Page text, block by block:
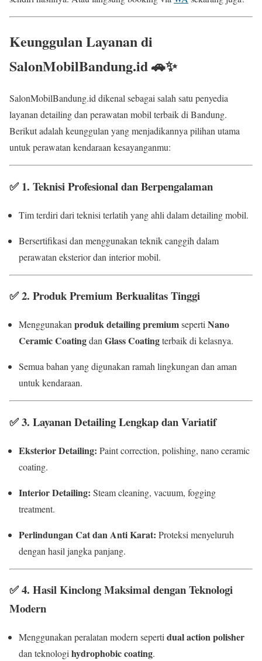
Keunggulan Layanan di
SalonMobilBandung.id 🚗✨
SalonMobilBandung.id dikenal sebagai salah satu penyedia
layanan detailing dan perawatan mobil terbaik di Bandung.
Berikut adalah keunggulan yang menjadikannya pilihan utama
untuk perawatan kendaraan kesayanganmu:
✅1. Teknisi Profesional dan Berpengalaman
Tim terdiri dari teknisi terlatih yang ahli dalam detailing mobil.
Bersertifikasi dan menggunakan teknik canggih dalam
perawatan eksterior dan interior mobil.
✅2. Produk Premium Berkualitas Tinggi
Menggunakan produk detailing premiumseperti Nano
Ceramic Coatingdan Glass Coatingterbaik di kelasnya.
Semua bahan yang digunakan ramah lingkungan dan aman
untuk kendaraan.
✅3. Layanan Detailing Lengkap dan Variatif
Eksterior Detailing: Paint correction, polishing, nano ceramic
coating.
Interior Detailing: Steam cleaning, vacuum, fogging
treatment.
Perlindungan Cat dan Anti Karat: Proteksi menyeluruh
dengan hasil jangka panjang.
✅4. Hasil Kinclong Maksimal dengan Teknologi
Modern
Menggunakan peralatan modern seperti dual action polisher
dan teknologi hydrophobic coating.